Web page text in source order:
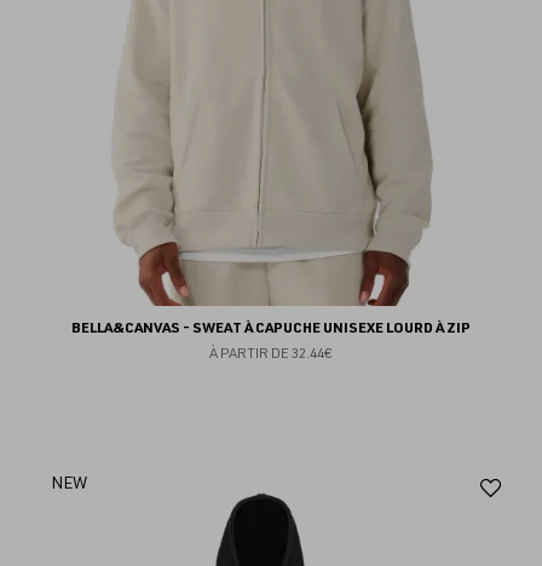
BELLA&CANVAS - SWEAT À CAPUCHE UNISEXE LOURD À ZIP
À PARTIR DE 32.44€
NEW